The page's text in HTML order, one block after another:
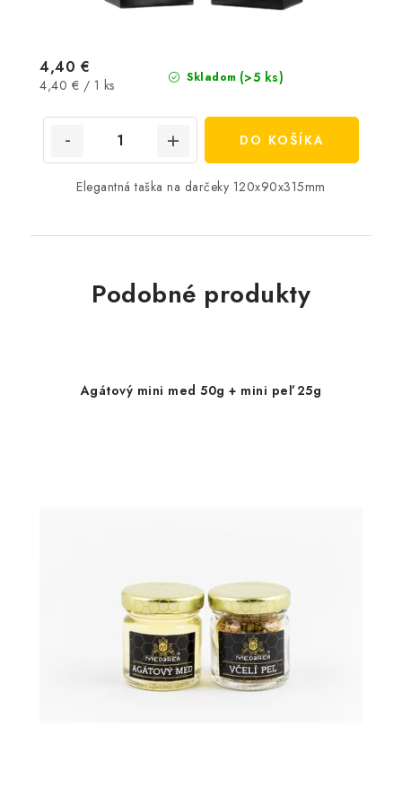
Skladom (>5 ks)
4,40 €
Jednotková
4,40 € / 1 ks
DO KOŠÍKA
Elegantná taška na darčeky 120x90x315mm
Podobné produkty
Agátový mini med 50g + mini peľ 25g